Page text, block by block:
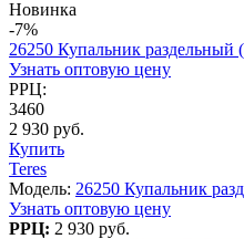
Новинка
-7%
26250 Купальник раздельный
Узнать оптовую цену
РРЦ:
3460
2 930 руб.
Купить
Teres
Модель: 26250 Купальник
Узнать оптовую цену
РРЦ: 2 930 руб.